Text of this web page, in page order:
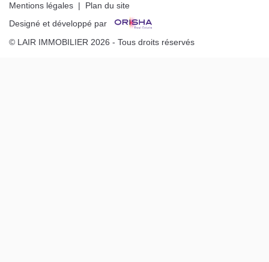
Mentions légales | Plan du site
Designé et développé par
© LAIR IMMOBILIER 2026 - Tous droits réservés